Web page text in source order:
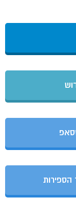
הספירות